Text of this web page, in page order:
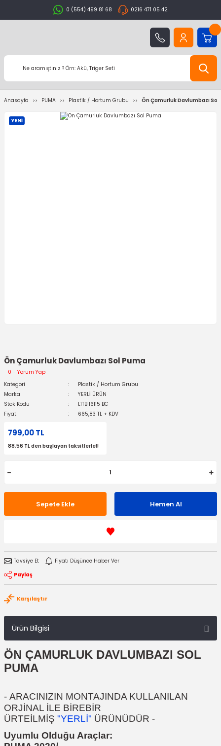
0 (554) 499 81 68 0216 471 05 42
Anasayfa PUMA Plastik / Hortum Grubu Ön Çamurluk Davlumbazı Sol
YENİ
Ön Çamurluk Davlumbazı Sol Puma
0 - Yorum Yap
Kategori
Plastik / Hortum Grubu
Marka
YERLİ ÜRÜN
Stok Kodu
L1TB 16115 BC
Fiyat
665,83 TL + KDV
799,00 TL
88,56 TL den başlayan taksitlerle!!
Sepete Ekle Hemen Al
Tavsiye Et
Fiyatı Düşünce Haber Ver
Paylaş
Karşılaştır
Ürün Bilgisi
ÖN ÇAMURLUK DAVLUMBAZI SOL
PUMA
- ARACINIZIN MONTAJINDA KULLANILAN
ORJİNAL İLE BİREBİR
ÜRTEİLMİŞ "YERLİ" ÜRÜNÜDÜR -
Uyumlu Olduğu Araçlar: